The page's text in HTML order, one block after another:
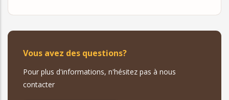
Vous avez des questions?
Pour plus d'informations, n'hésitez pas à nous
contacter